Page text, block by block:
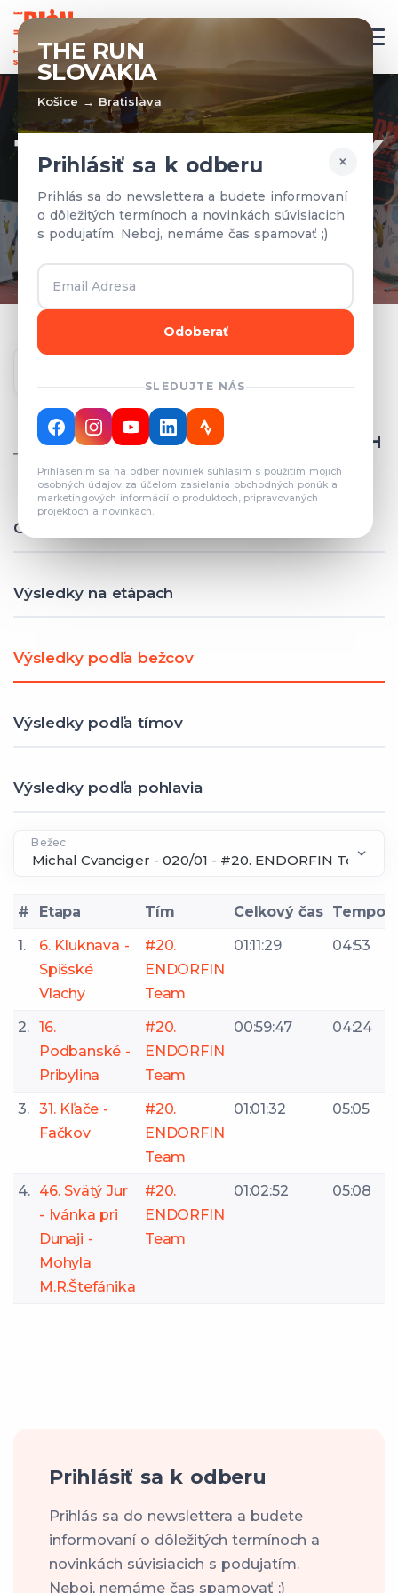
THE RUN
SLOVAKIA
Košice → Bratislava
×
Prihlásiť sa k odberu
Prihlás sa do newslettera a budete informovaní
o dôležitých termínoch a novinkách súvisiacich
s podujatím. Neboj, nemáme čas spamovať ;)
Odoberať
SLEDUJTE NÁS
Prihlásením sa na odber noviniek súhlasím s použitím mojich
osobných údajov za účelom zasielania obchodných ponúk a
marketingových informácií o produktoch, pripravovaných
projektoch a novinkách.
TÍMY A VÝSLEDKY
Prihlásené tímy a výsledky z
predchádzajúcich rokov.
CELKOVÝ POČET REGISTROVANÝCH
TÍMOV: 82
Celkové výsledky
Výsledky na etápach
Výsledky podľa bežcov
Výsledky podľa tímov
Výsledky podľa pohlavia
Bežec
# Etapa Tím Celkový čas Tempo
1.
6. Kluknava -
Spišské
Vlachy
#20.
ENDORFIN
Team
01:11:29 04:53
2. 16.
Podbanské -
Pribylina
#20.
ENDORFIN
Team
00:59:47 04:24
3. 31. Kľače -
Fačkov
#20.
ENDORFIN
Team
01:01:32 05:05
4. 46. Svätý Jur
- Ivánka pri
Dunaji -
Mohyla
M.R.Štefánika
#20.
ENDORFIN
Team
01:02:52 05:08
Prihlásiť sa k odberu
Prihlás sa do newslettera a budete
informovaní o dôležitých termínoch a
novinkách súvisiacich s podujatím.
Neboj, nemáme čas spamovať ;)